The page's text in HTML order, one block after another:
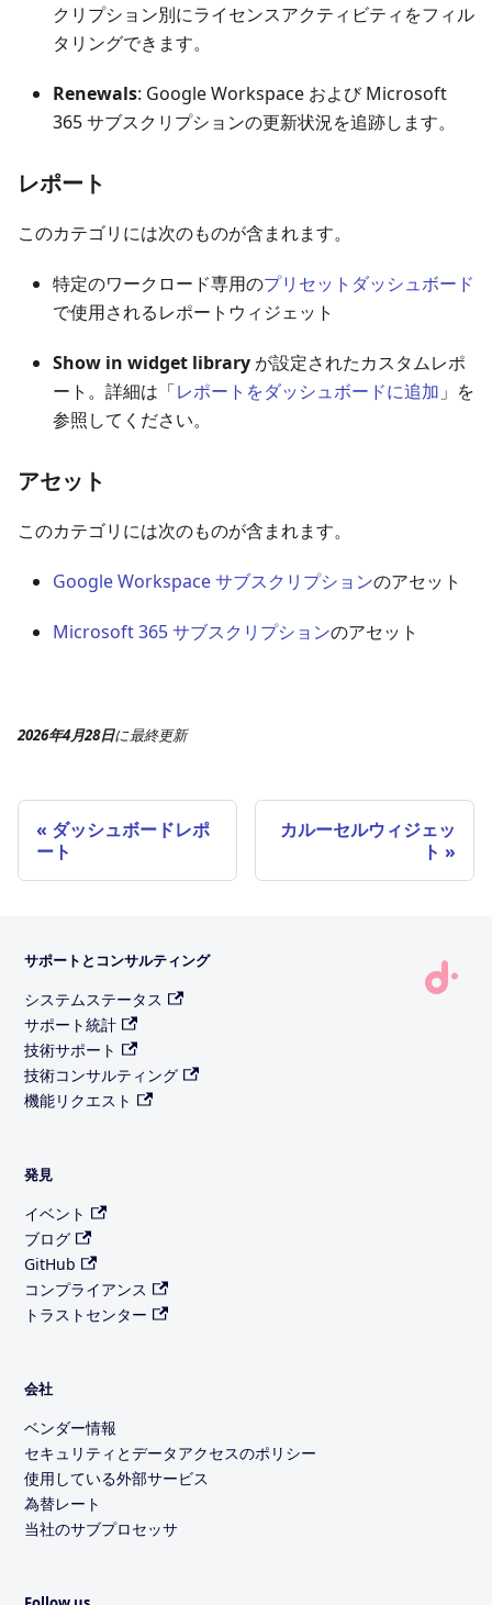
クリプション別にライセンスアクティビティをフィル
タリングできます。
Renewals: Google Workspace および Microsoft
365 サブスクリプションの更新状況を追跡します。
レポート
このカテゴリには次のものが含まれます。
特定のワークロード専用のプリセットダッシュボード
で使用されるレポートウィジェット
Show in widget library が設定されたカスタムレポ
ート。詳細は「レポートをダッシュボードに追加 」を
参照してください。
アセット
このカテゴリには次のものが含まれます。
Google Workspace サブスクリプションのアセット
Microsoft 365 サブスクリプションのアセット
2026年4月28日に最終更新
ダッシュボードレポ
ート
カルーセルウィジェッ
ト
サポートとコンサルティング
システムステータス
サポート統計
技術サポート
技術コンサルティング
機能リクエスト
発見
イベント
ブログ
GitHub
コンプライアンス
トラストセンター
会社
ベンダー情報
セキュリティとデータアクセスのポリシー
使用している外部サービス
為替レート
当社のサブプロセッサ